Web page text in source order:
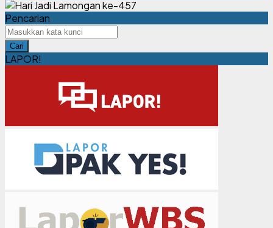
Pencarian
Cari
LAPOR!